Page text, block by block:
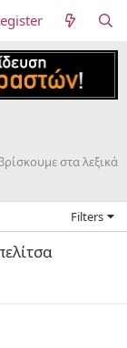
στα λεξικά
Filters